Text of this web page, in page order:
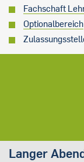
Fachschaft
Optionalbereich
Langer